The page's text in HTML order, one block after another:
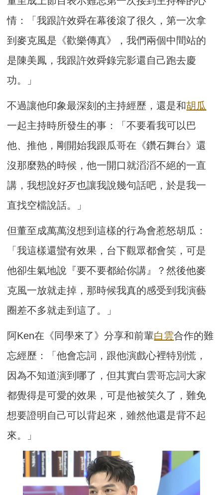
情：「我跟許效舜在幕後滾了很久，第一次拿
到麥克風是《歡樂傳真》，我們兩個中間站的
是陳美鳳，我跟許效舜錄完影還自己跑去慶
功。」
不過讓他印象最深刻的主持經歷，還是和胡瓜
一起主持時所發生的事：「不要看我可以巴
他、推他，剛開始我跟瓜哥在《鑽石舞台》還
沒那麼熟的時候，他一開口就滔滔不絕的一直
講，我想說好歹也讓我說幾句話吧，於是我一
直找空檔說話。」
但董至成萬萬沒想到這樣的行為會惹怒胡瓜：
「我這樣還蠻有效果，台下觀眾都會笑，可是
他卻生氣地說『要不要都給你講』？然後他麥
克風一放就走掉，那時候我真的感受到我演藝
圈差不多就走到這了。」
阿Ken在《同學來了》分享和前輩白雲合作的難
忘經歷：「他會忘詞，跟他演戲心裡特別慌，
因為不知道演到哪了，但其實白雲哥忘詞大家
都覺得是可愛的效果，可是他被笑久了，難免
想要證明自己可以背起來，雖然他還是背不起
來。」